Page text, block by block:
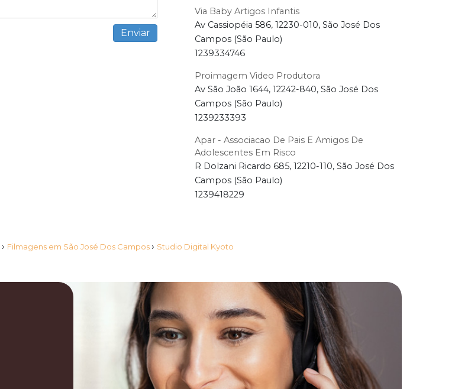
Via Baby Artigos Infantis
Av Cassiopéia 586, 12230-010, São José Dos
Campos (São Paulo)
1239334746
Proimagem Video Produtora
Av São João 1644, 12242-840, São José Dos
Campos (São Paulo)
1239233393
Apar - Associacao De Pais E Amigos De
Adolescentes Em Risco
R Dolzani Ricardo 685, 12210-110, São José Dos
Campos (São Paulo)
1239418229
› Filmagens em São José Dos Campos › Studio Digital Kyoto